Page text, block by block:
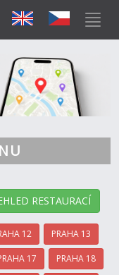
RESTAURACÍ
12 PRAHA 13
17 PRAHA 18